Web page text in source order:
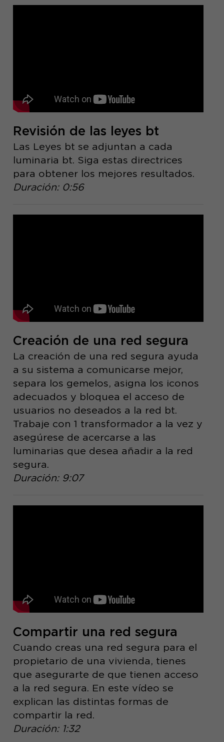
Revisión de las leyes bt
Las Leyes bt se adjuntan a cada
luminaria bt. Siga estas directrices
para obtener los mejores resultados.
Duración: 0:56
Creación de una red segura
La creación de una red segura ayuda
a su sistema a comunicarse mejor,
separa los gemelos, asigna los iconos
adecuados y bloquea el acceso de
usuarios no deseados a la red bt.
Trabaje con 1 transformador a la vez y
asegúrese de acercarse a las
luminarias que desea añadir a la red
segura.
Duración: 9:07
Compartir una red segura
Cuando creas una red segura para el
propietario de una vivienda, tienes
que asegurarte de que tienen acceso
a la red segura. En este vídeo se
explican las distintas formas de
compartir la red.
Duración: 1:32